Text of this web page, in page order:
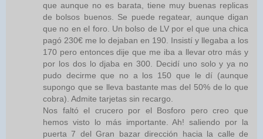
que aunque no es barata, tiene muy buenas replicas
de bolsos buenos. Se puede regatear, aunque digan
que no en el foro. Un bolso de LV por el que una chica
pagó 230€ me lo dejaban en 190. Insistí y llegaba a los
170 pero entonces dije que me iba a llevar otro más y
por los dos lo djaba en 300. Decidí uno solo y ya no
pudo decirme que no a los 150 que le dí (aunque
supongo que se lleva bastante mas del 50% de lo que
cobra). Admite tarjetas sin recargo.
Nos faltó el crucero por el Bosforo pero creo que
hemos visto lo más importante. Ah! saliendo por la
puerta 7 del Gran bazar dirección hacia la calle de